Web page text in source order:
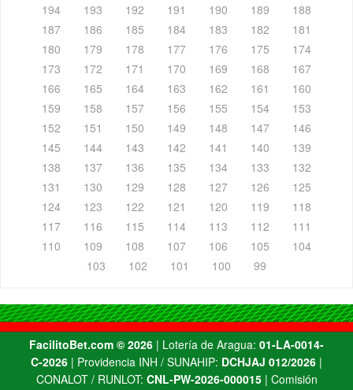
194
193 192 191 190 189
188
187
186 185 184 183 182
181
180
179 178 177 176 175
174
173
172 171 170 169 168
167
166
165 164 163 162 161
160
159
158 157 156 155 154
153
152
151 150 149 148 147
146
145
144 143 142 141 140
139
138
137 136 135 134 133
132
131
130 129 128 127 126
125
124
123 122 121 120 119
118
117
116 115 114 113 112
111
110
109 108 107 106 105
104
103
102 101 100 99
FacilitoBet.com ©️ 2026 | Lotería de Aragua: 01-LA-0014-
C-2026 | Providencia INH / SUNAHIP: DCHJAJ 012/2026 |
CONALOT / RUNLOT: CNL-PW-2026-000015| Comisión